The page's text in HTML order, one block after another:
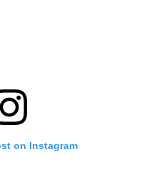
on Instagram